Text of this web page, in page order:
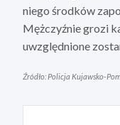
niego środków
Mężczyźnie grozi
uwzględnione
Źródło: Policja Kujawsko-